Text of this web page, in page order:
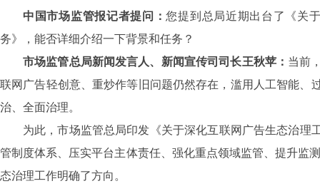
中国市场监管报记者提问：您提到总局近期出台了《关
务》，能否详细介绍一下背景和任务？
市场监管总局新闻发言人、新闻宣传司司长王秋苹： 当前
联网广告轻创意、重炒作等旧问题仍然存在，滥用人工智能
治、全面治理。
为此，市场监管总局印发《关于深化互联网广告生态治理
管制度体系、压实平台主体责任、强化重点领域监管、提升监
态治理工作明确了方向。